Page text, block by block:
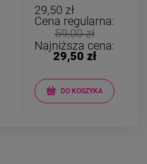
miki czarna
29,50 zł
Cena regularna:
59,00 zł
Najniższa cena:
29,50 zł
DO KOSZYKA